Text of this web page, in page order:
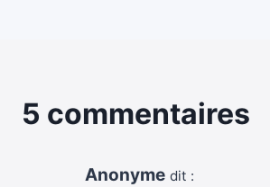
5 commentaires
Anonyme dit :